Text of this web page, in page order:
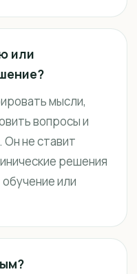
или
мысли,
вопросы и
не ставит
решения
или